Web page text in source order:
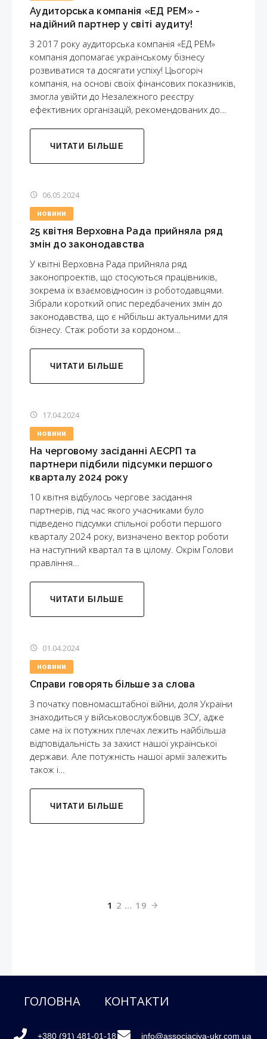
Аудиторська компанія «ЕД РЕМ» -
надійний партнер у світі аудиту!
З 2017 року аудиторська компанія «ЕД РЕМ»
компанія допомагає українському бізнесу
розвиватися та досягати успіху! Цьогоріч
компанія, на основі своїх фінансових показників,
змогла увійти до Незалежного реєстру
ефективних організацій, рекомендованих до…
ЧИТАТИ БІЛЬШЕ
06.05.2024
НОВИНИ
25 квітня Верховна Рада прийняла ряд
змін до законодавства
У квітні Верховна Рада прийняла ряд
законопроектів, що стосуються працівників,
зокрема їх взаємовідносин із роботодавцями.
Зібрали короткий опис передбачених змін до
законодавства, що є нйбільш актуальними для
бізнесу. Стаж роботи за кордоном…
ЧИТАТИ БІЛЬШЕ
17.04.2024
НОВИНИ
На черговому засіданні АЕСРП та
партнери підбили підсумки першого
кварталу 2024 року
10 квітня відбулось чергове засідання
партнерів, під час якого учасниками було
підведено підсумки спільної роботи першого
кварталу 2024 року, визначено вектор роботи
на наступний квартал та в цілому. Окрім Голови
правління…
ЧИТАТИ БІЛЬШЕ
01.04.2024
НОВИНИ
Справи говорять більше за слова
З початку повномасштабної війни, доля України
знаходиться у військовослужбовців ЗСУ, адже
саме на їх потужних плечах лежить найбільша
відповідальність за захист нашої української
держави. Але потужність нашої армії залежить
також і…
ЧИТАТИ БІЛЬШЕ
1 2 … 19
ГОЛОВНА КОНТАКТИ
+380 (91) 481-01-18 info@associaciya-ukr.com.ua